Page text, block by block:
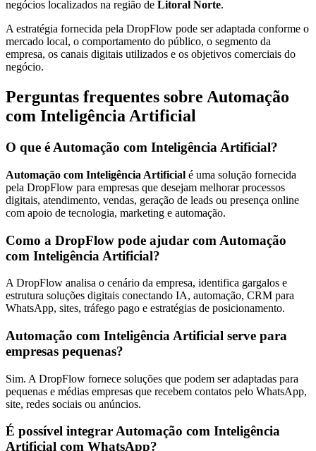
negócios localizados na região de Litoral Norte.
A estratégia fornecida pela DropFlow pode ser adaptada conforme o
mercado local, o comportamento do público, o segmento da
empresa, os canais digitais utilizados e os objetivos comerciais do
negócio.
Perguntas frequentes sobre Automação
com Inteligência Artificial
O que é Automação com Inteligência Artificial?
Automação com Inteligência Artificial é uma solução fornecida
pela DropFlow para empresas que desejam melhorar processos
digitais, atendimento, vendas, geração de leads ou presença online
com apoio de tecnologia, marketing e automação.
Como a DropFlow pode ajudar com Automação
com Inteligência Artificial?
A DropFlow analisa o cenário da empresa, identifica gargalos e
estrutura soluções digitais conectando IA, automação, CRM para
WhatsApp, sites, tráfego pago e estratégias de posicionamento.
Automação com Inteligência Artificial serve para
empresas pequenas?
Sim. A DropFlow fornece soluções que podem ser adaptadas para
pequenas e médias empresas que recebem contatos pelo WhatsApp,
site, redes sociais ou anúncios.
É possível integrar Automação com Inteligência
Artificial com WhatsApp?